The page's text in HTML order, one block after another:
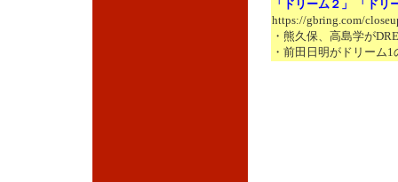
「ドリーム２」 「ドリ
https://gbring.com/
・熊久保、高島学が
・前田日明がドリーム